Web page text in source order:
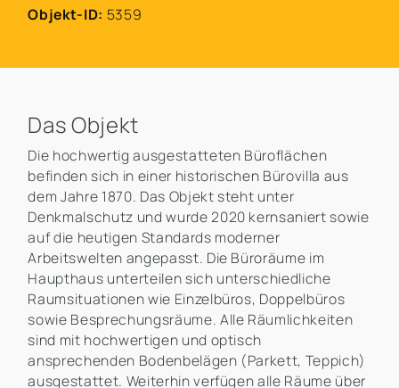
Objekt-ID: 5359
Das Objekt
Die hochwertig ausgestatteten Büroflächen
befinden sich in einer historischen Bürovilla aus
dem Jahre 1870. Das Objekt steht unter
Denkmalschutz und wurde 2020 kernsaniert sowie
auf die heutigen Standards moderner
Arbeitswelten angepasst. Die Büroräume im
Haupthaus unterteilen sich unterschiedliche
Raumsituationen wie Einzelbüros, Doppelbüros
sowie Besprechungsräume. Alle Räumlichkeiten
sind mit hochwertigen und optisch
ansprechenden Bodenbelägen (Parkett, Teppich)
ausgestattet. Weiterhin verfügen alle Räume über